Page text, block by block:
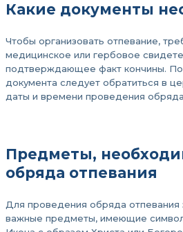
Какие документы
Чтобы организовать отпевание,
медицинское или гербовое
подтверждающее факт кончины.
документа следует обратиться в
даты и времени проведения
Предметы,
обряда отпевания
Для проведения обряда отпевания
важные предметы, имеющие